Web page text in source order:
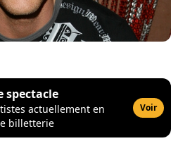
spectacle
actuellement en
billetterie
Voir